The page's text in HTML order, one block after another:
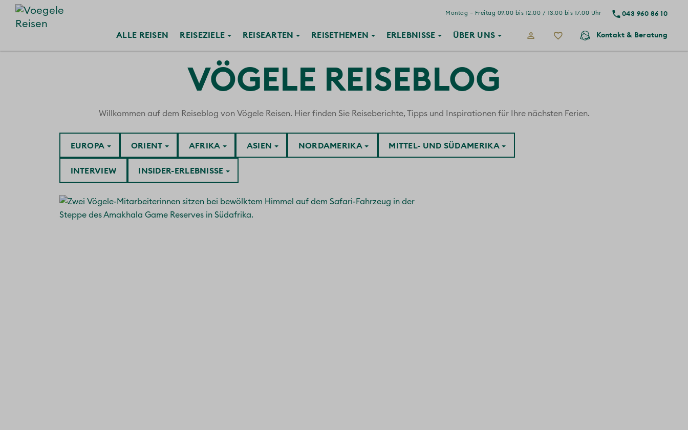
043 960 86 10
Montag – Freitag 09.00 bis 12.00 / 13.00 bis 17.00 Uhr
ALLE REISEN REISEZIELE REISEARTEN REISETHEMEN ERLEBNISSE ÜBER UNS Kontakt & Beratung
VÖGELE REISEBLOG
Willkommen auf dem Reiseblog von Vögele Reisen. Hier finden Sie Reiseberichte, Tipps und Inspirationen für Ihre nächsten Ferien.
AFRIKA ASIEN
EUROPA
INSIDER-ERLEBNISSE
INTERVIEW
MITTEL- UND SÜDAMERIKA
NORDAMERIKA
ORIENT